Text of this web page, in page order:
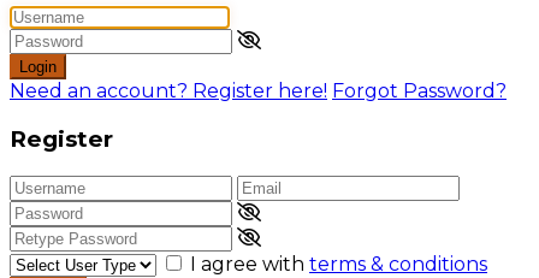
Login
Need an account? Register here! Forgot Password?
Register
I agree with terms & conditions